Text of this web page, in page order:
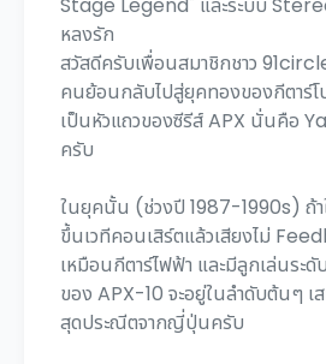
หลงรัก
สวัสดีครับเพื่อนสมาชิกชาว
คนย้อนกลับไปสู่ยุคทองของกีตาร์
เป็นหัวแถวของซีรีส์ APX นั่นคือ
ครับ
ในยุคนั้น (ช่วงปี 1987-1990s) ถ้า
ขึ้นเวทีคอนเสิร์ตแล้วเสียงไม่
เหมือนกีตาร์ไฟฟ้า และมีลูกเล่นระ
ของ APX-10 จะอยู่ในลำดับต้นๆ เ
สุดประณีตจากญี่ปุ่นครับ